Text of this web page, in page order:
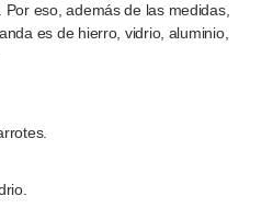
eso, además de las medidas,
es de hierro, vidrio, aluminio,